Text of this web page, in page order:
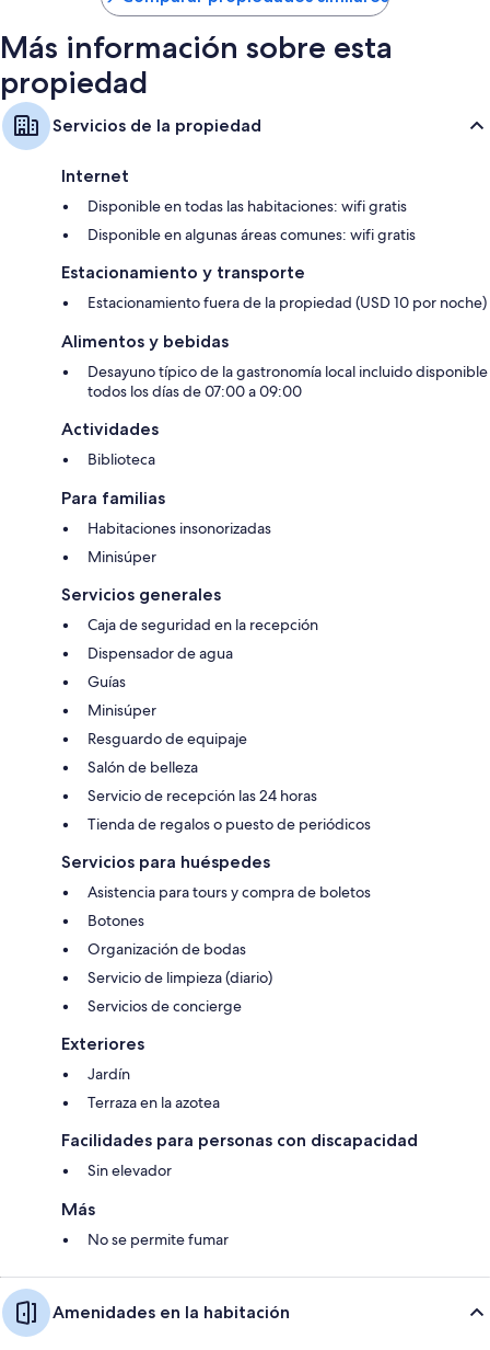
Más información sobre esta
propiedad
Servicios de la propiedad
Internet
Disponible en todas las habitaciones: wifi gratis
Disponible en algunas áreas comunes: wifi gratis
Estacionamiento y transporte
Estacionamiento fuera de la propiedad (USD 10 por noche)
Alimentos y bebidas
Desayuno típico de la gastronomía local incluido disponible
todos los días de 07:00 a 09:00
Actividades
Biblioteca
Para familias
Habitaciones insonorizadas
Minisúper
Servicios generales
Caja de seguridad en la recepción
Dispensador de agua
Guías
Minisúper
Resguardo de equipaje
Salón de belleza
Servicio de recepción las 24 horas
Tienda de regalos o puesto de periódicos
Servicios para huéspedes
Asistencia para tours y compra de boletos
Botones
Organización de bodas
Servicio de limpieza (diario)
Servicios de concierge
Exteriores
Jardín
Terraza en la azotea
Facilidades para personas con discapacidad
Sin elevador
Más
No se permite fumar
Amenidades en la habitación